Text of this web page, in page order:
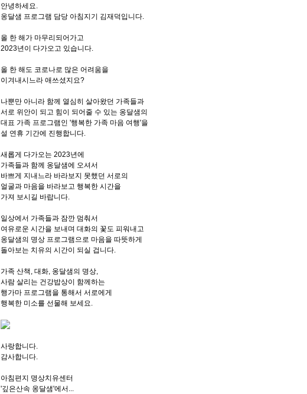
안녕하세요.
옹달샘 프로그램 담당 아침지기 김재덕입니다.
올 한 해가 마무리되어가고
2023년이 다가오고 있습니다.
올 한 해도 코로나로 많은 어려움을
이겨내시느라 애쓰셨지요?
나뿐만 아니라 함께 열심히 살아왔던 가족들과
서로 위안이 되고 힘이 되어줄 수 있는 옹달샘의
대표 가족 프로그램인 '행복한 가족 마음 여행'을
설 연휴 기간에 진행합니다.
새롭게 다가오는 2023년에
가족들과 함께 옹달샘에 오셔서
바쁘게 지내느라 바라보지 못했던 서로의
얼굴과 마음을 바라보고 행복한 시간을
가져 보시길 바랍니다.
일상에서 가족들과 잠깐 멈춰서
여유로운 시간을 보내며 대화의 꽃도 피워내고
옹달샘의 명상 프로그램으로 마음을 따뜻하게
돌아보는 치유의 시간이 되실 겁니다.
가족 산책, 대화, 옹달샘의 명상,
사람 살리는 건강밥상이 함께하는
행가마 프로그램을 통해서 서로에게
행복한 미소를 선물해 보세요.
사랑합니다.
감사합니다.
아침편지 명상치유센터
'깊은산속 옹달샘'에서...